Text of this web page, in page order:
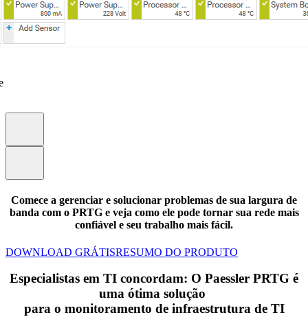
Comece a gerenciar e solucionar problemas de sua largura de
banda com o PRTG e veja como ele pode tornar sua rede mais
confiável e seu trabalho mais fácil.
DOWNLOAD GRÁTISRESUMO DO PRODUTO
Especialistas em TI concordam: O Paessler PRTG é
uma ótima solução
para o monitoramento de infraestrutura de TI